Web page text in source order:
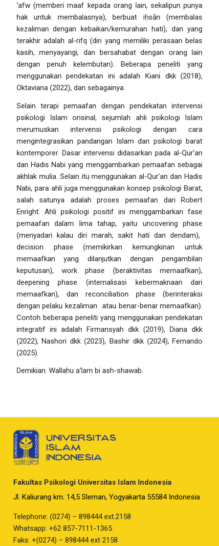
‘afw (memberi maaf kepada orang lain, sekalipun punya
hak untuk membalasnya), berbuat iḥsān(membalas
kezaliman dengan kebaikan/kemurahan hati), dan yang
terakhir adalah al-rifq(diri yang memiliki perasaan belas
kasih, menyayangi, dan bersahabat dengan orang lain
dengan penuh kelembutan). Beberapa peneliti yang
menggunakan pendekatan ini adalah Kiani dkk (2018),
Oktaviana (2022), dan sebagainya.
Selain terapi pemaafan dengan pendekatan intervensi
psikologi Islam orisinal, sejumlah ahli psikologi Islam
merumuskan intervensi psikologi dengan cara
mengintegrasikan pandangan Islam dan psikologi barat
kontemporer. Dasar intervensi didasarkan pada al-Qur’an
dan Hadis Nabi yang menggambarkan pemaafan sebagai
akhlak mulia. Selain itu menggunakan al-Qur’an dan Hadis
Nabi, para ahli juga menggunakan konsep psikologi Barat,
salah satunya adalah proses pemaafan dari Robert
Enright. Ahli psikologi positif ini menggambarkan fase
pemaafan dalam lima tahap, yaitu uncovering phase
(menyadari kalau diri marah, sakit hati dan dendam),
decision phase (memikirkan kemungkinan untuk
memaafkan yang dilanjutkan dengan pengambilan
keputusan),work phase (beraktivitas memaafkan),
deepening phase (internalisasi kebermaknaan dari
memaafkan), dan reconciliation phase (berinteraksi
dengan pelaku kezaliman atau benar-benar memaafkan).
Contoh beberapa peneliti yang menggunakan pendekatan
integratif ini adalah Firmansyah dkk (2019), Diana dkk
(2022), Nashori dkk (2023), Bashir dkk (2024), Fernando
(2025).
Demikian. Wallahu a’lam bi ash-shawab.
Fakultas Psikologi Universitas Islam Indonesia
Jl. Kaliurang km. 14,5 Sleman, Yogyakarta 55584 Indonesia
Telephone: (0274) – 898444 ext.2158
Whatsapp: +62 857-7111-1365
Faks: +(0274) – 898444 ext 2158